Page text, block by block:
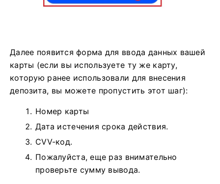
Далее появится форма для ввода данных вашей
карты (если вы используете ту же карту,
которую ранее использовали для внесения
депозита, вы можете пропустить этот шаг):
Номер карты
Дата истечения срока действия.
CVV-код.
Пожалуйста, еще раз внимательно
проверьте сумму вывода.